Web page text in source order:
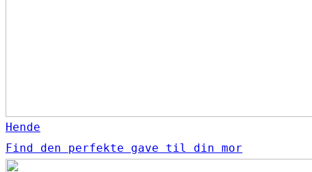
Hende
Find den perfekte gave til din mor